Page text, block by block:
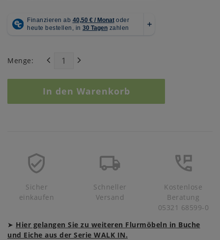
Menge:
In den Warenkorb
Sicher
einkaufen
Schneller
Versand
Kostenlose
Beratung
05321 68599-0
➤ Hier gelangen Sie zu weiteren Flurmöbeln in Buche
und Eiche aus der Serie WALK IN.